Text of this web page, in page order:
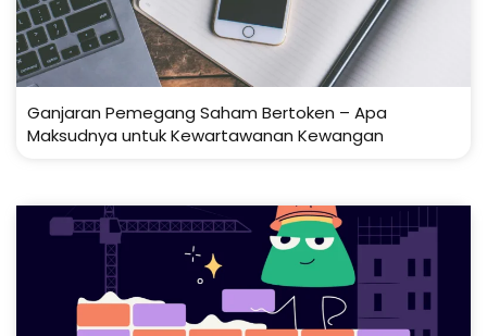
Ganjaran Pemegang Saham Bertoken – Apa
Maksudnya untuk Kewartawanan Kewangan